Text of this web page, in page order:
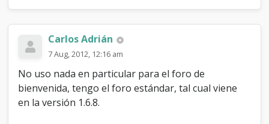
Carlos Adrián
7 Aug, 2012, 12:16 am
No uso nada en particular para el foro de
bienvenida, tengo el foro estándar, tal cual viene
en la versión 1.6.8.